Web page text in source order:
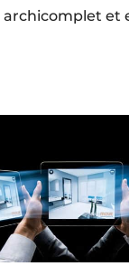
archicomplet et